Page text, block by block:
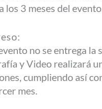
los 3 meses del
no se entrega
y Video realizará
cumpliendo así
mes.